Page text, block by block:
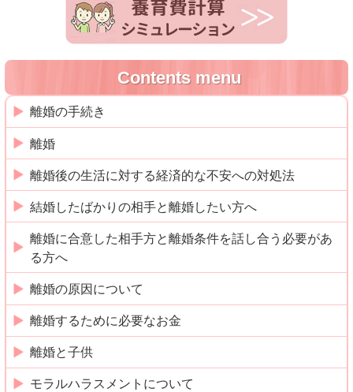
Contents menu
離婚の手続き
離婚
離婚後の生活に対する経済的な不安への対処法
結婚したばかりの相手と離婚したい方へ
離婚に合意した相手方と離婚条件を話し合う必要があ
る方へ
離婚の原因について
離婚するために必要なお金
離婚と子供
モラルハラスメントについて